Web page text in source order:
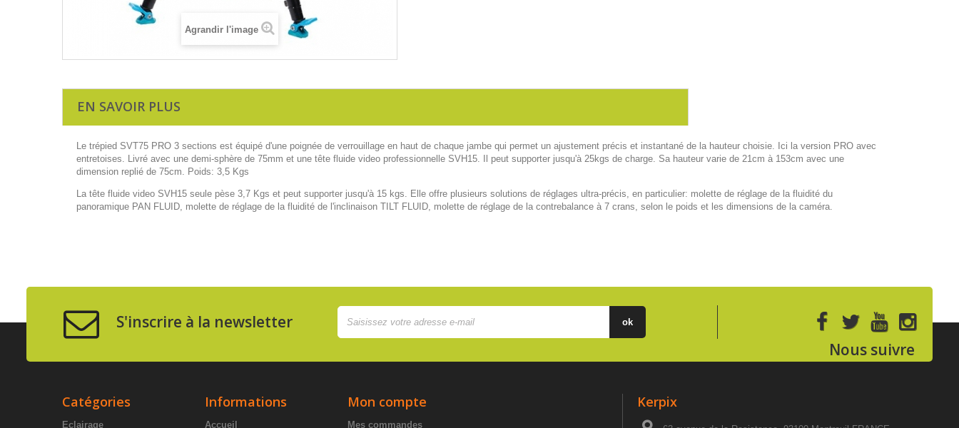
Agrandir l'image
EN SAVOIR PLUS
Le trépied SVT75 PRO 3 sections est équipé d'une poignée de verrouillage en haut de chaque jambe qui permet un ajustement précis et instantané de la hauteur choisie. Ici la version PRO avec
entretoises. Livré avec une demi-sphère de 75mm et une tête fluide video professionnelle SVH15. Il peut supporter jusqu'à 25kgs de charge. Sa hauteur varie de 21cm à 153cm avec une
dimension replié de 75cm. Poids: 3,5 Kgs
La tête fluide video SVH15 seule pèse 3,7 Kgs et peut supporter jusqu'à 15 kgs. Elle offre plusieurs solutions de réglages ultra-précis, en particulier: molette de réglage de la fluidité du
panoramique PAN FLUID, molette de réglage de la fluidité de l'inclinaison TILT FLUID, molette de réglage de la contrebalance à 7 crans, selon le poids et les dimensions de la caméra.
S'inscrire à la newsletter ok
Nous suivre
Catégories
Eclairage
Informations
Accueil
Mon compte
Mes commandes
Kerpix